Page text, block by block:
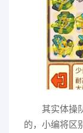
其实体操
的，小编将区